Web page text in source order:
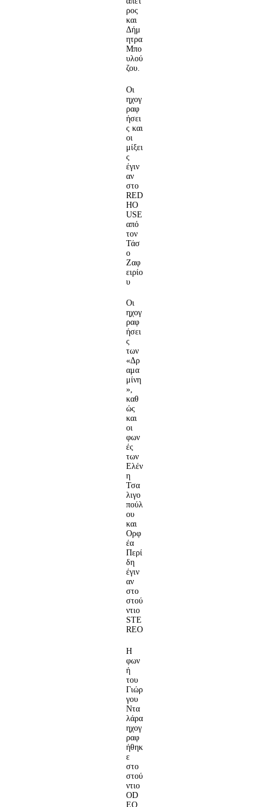
ρος
και
Δήμ
ητρα
Μπο
υλού
ζου.
Οι
ηχογ
ραφ
ήσει
ς και
οι
μίξει
ς
έγιν
αν
στο
RED
HO
USE
από
τον
Τάσ
ο
Ζαφ
ειρίο
υ
Οι
ηχογ
ραφ
ήσει
ς
των
«Δρ
αμα
μίνη
»,
καθ
ώς
και
οι
φων
ές
των
Ελέν
η
Τσα
λιγο
πούλ
ου
και
Ορφ
έα
Περί
δη
έγιν
αν
στο
στού
ντιο
STE
REO
Η
φων
ή
του
Γιώρ
γου
Ντα
λάρα
ηχογ
ραφ
ήθηκ
ε
στο
στού
ντιο
OD
EO